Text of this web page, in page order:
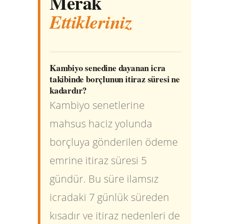
Ettikleriniz
Kambiyo senedine dayanan icra
takibinde borçlunun itiraz süresi ne
kadardır?
Kambiyo senetlerine
mahsus haciz yolunda
borçluya gönderilen ödeme
emrine itiraz süresi 5
gündür. Bu süre ilamsız
icradaki 7 günlük süreden
kısadır ve itiraz nedenleri de